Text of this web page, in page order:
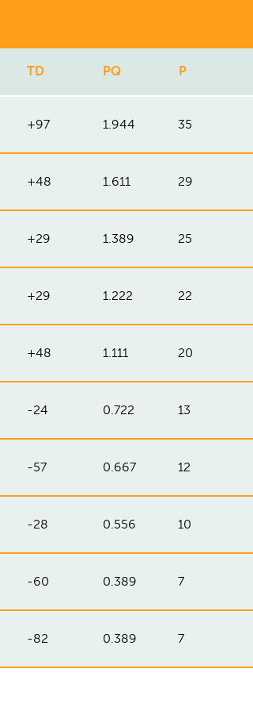
TD PQ P
+97 1.944 35
+48 1.611 29
+29 1.389 25
+29 1.222 22
+48 1.111 20
-24 0.722 13
-57 0.667 12
-28 0.556 10
-60 0.389 7
-82 0.389 7